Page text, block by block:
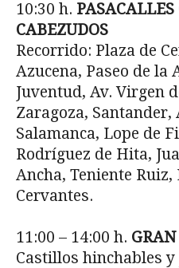
10:30 h.
CABEZUDOS
Recorrido: Plaza de
Azucena, Paseo de la
Juventud, Av. Virgen
Zaragoza, Santander,
Salamanca, Lope de
Rodríguez de Hita,
Ancha, Teniente
Cervantes.
11:00 – 14:00 h.
Castillos hinchables y